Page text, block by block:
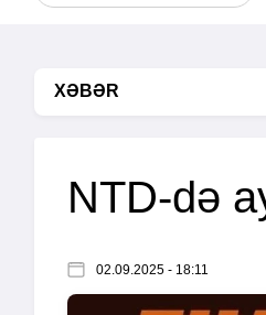
XƏBƏR
NTD-də
02.09.2025 - 18:11